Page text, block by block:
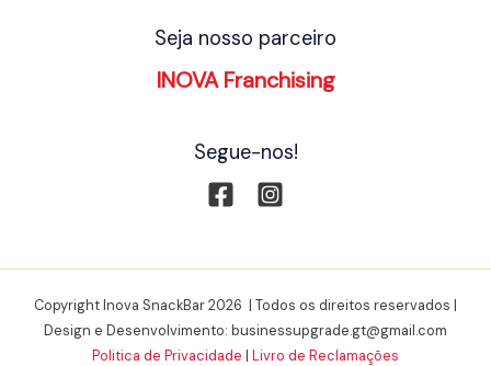
Seja nosso parceiro
INOVA Franchising
Segue-nos!
Copyright Inova SnackBar 2026 | Todos os direitos reservados |
Design e Desenvolvimento: businessupgrade.gt@gmail.com
Politica de Privacidade | Livro de Reclamações